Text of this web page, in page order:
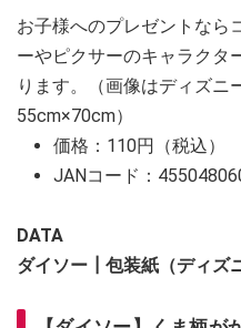
お子様へのプレゼントなら
ーやピクサーのキャラクタ
ります。（画像はディズニ
55cm×70cm）
価格：110円（税込）
JANコード：
DATA
ダイソー┃包装紙（ディズ